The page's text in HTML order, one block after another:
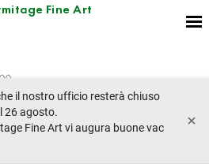
Fine Art
il nostro ufficio resterà chiuso
26 agosto.
Fine Art vi augura buone vac
×
lotto prossimo
(SON) (1882-1942)